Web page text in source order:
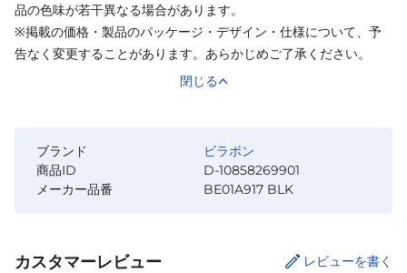
品の色味が若干異なる場合があります。
※掲載の価格・製品のパッケージ・デザイン・仕様について、予
告なく変更することがあります。あらかじめご了承ください。
閉じる
ブランド
ビラボン
商品ID
D-10858269901
メーカー品番
BE01A917 BLK
カスタマーレビュー レビューを書く